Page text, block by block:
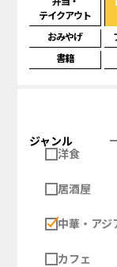
テイクアウト
おみやげ
書籍
ジャンル
洋食
居酒屋
中華・アジ
カフェ